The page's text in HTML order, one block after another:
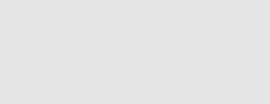
mama już nigdy go nie zobaczyła.
mojego ojca i wywieźli do Wilna” –